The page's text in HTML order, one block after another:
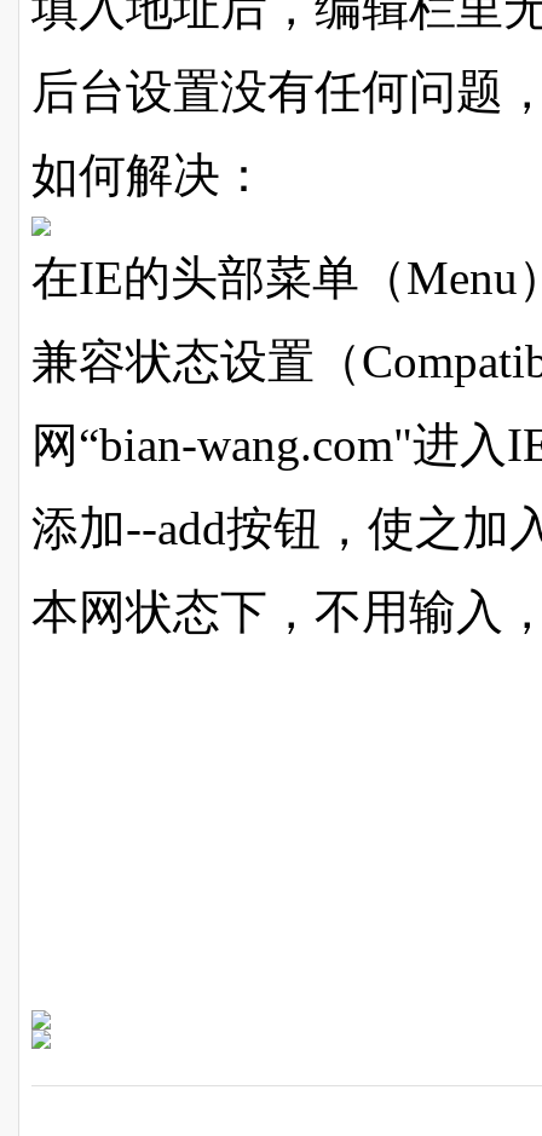
后台设置没有任何问题
如何解决：
在IE的头部菜单（Menu
兼容状态设置（
网“bian-wang.com"进
添加--add按钮，使之加
本网状态下，不用输入